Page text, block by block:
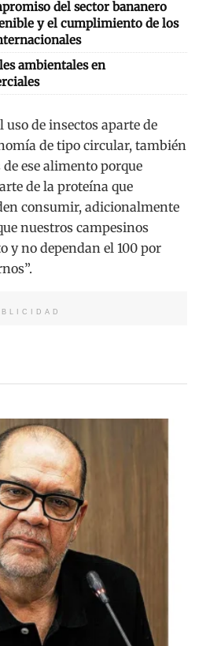
del sector bananero
y el cumplimiento de los
ambientales en
uso de insectos aparte de
de tipo circular, también
ese alimento porque
de la proteína que
consumir, adicionalmente
nuestros campesinos
y no dependan el 100 por